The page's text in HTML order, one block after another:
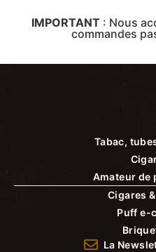
IMPORTANT : Nous
commandes
Tabac,
Amateur de
Cigares
Puff e-
La